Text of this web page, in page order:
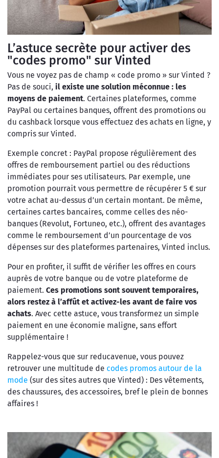
L’astuce secrète pour activer des
"codes promo" sur Vinted
Vous ne voyez pas de champ « code promo » sur Vinted ?
Pas de souci, il existe une solution méconnue : les
moyens de paiement. Certaines plateformes, comme
PayPal ou certaines banques, offrent des promotions ou
du cashback lorsque vous effectuez des achats en ligne, y
compris sur Vinted.
Exemple concret : PayPal propose régulièrement des
offres de remboursement partiel ou des réductions
immédiates pour ses utilisateurs. Par exemple, une
promotion pourrait vous permettre de récupérer 5 € sur
votre achat au-dessus d’un certain montant. De même,
certaines cartes bancaires, comme celles des néo-
banques (Revolut, Fortuneo, etc.), offrent des avantages
comme le remboursement d’un pourcentage de vos
dépenses sur des plateformes partenaires, Vinted inclus.
Pour en profiter, il suffit de vérifier les offres en cours
auprès de votre banque ou de votre plateforme de
paiement. Ces promotions sont souvent temporaires,
alors restez à l’affût et activez-les avant de faire vos
achats. Avec cette astuce, vous transformez un simple
paiement en une économie maligne, sans effort
supplémentaire !
Rappelez-vous que sur reducavenue, vous pouvez
retrouver une multitude de codes promos autour de la
mode (sur des sites autres que Vinted) : Des vêtements,
des chaussures, des accessoires, bref le plein de bonnes
affaires !